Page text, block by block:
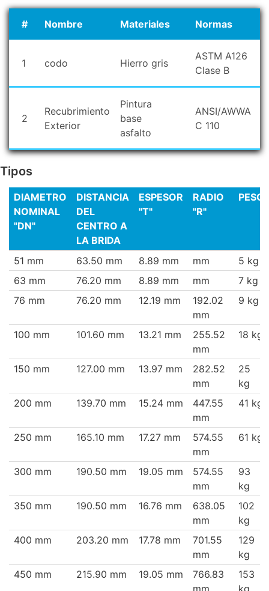
# Nombre Materiales Normas
1 codo Hierro gris
ASTM A126
Clase B
2
Recubrimiento
Exterior
Pintura
base
asfalto
ANSI/AWWA
C 110
Tipos
DIAMETRO
NOMINAL
"DN"
DISTANCIA
DEL
CENTRO A
LA BRIDA
ESPESOR
"T"
RADIO
"R"
PESO
51 mm 63.50 mm 8.89 mm mm
5 kg
63 mm
76.20 mm 8.89 mm mm
7 kg
76 mm
76.20 mm 12.19 mm
192.02
mm
9 kg
100 mm 101.60 mm 13.21 mm
255.52
mm
18 kg
150 mm 127.00 mm 13.97 mm
282.52
mm
25
kg
200 mm
139.70 mm 15.24 mm
447.55
mm
41 kg
250 mm 165.10 mm 17.27 mm
574.55
mm
61 kg
300 mm 190.50 mm 19.05 mm
574.55
mm
93
kg
350 mm
190.50 mm 16.76 mm
638.05
mm
102
kg
400 mm
203.20 mm 17.78 mm
701.55
mm
129
kg
450 mm
215.90 mm 19.05 mm
766.83
mm
153
kg